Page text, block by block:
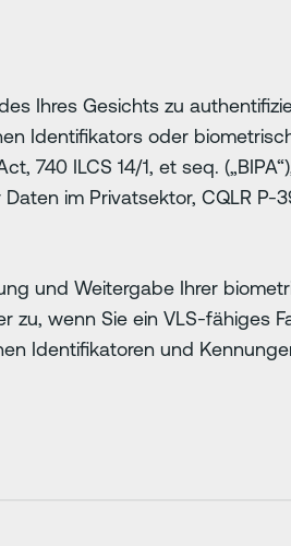
Ihres Gesichts zu
Identifikators oder
740 ILCS 14/1, et seq.
im Privatsektor, CQLR P-
und Weitergabe Ihrer
wenn Sie ein VLS-fähiges
Identifikatoren und